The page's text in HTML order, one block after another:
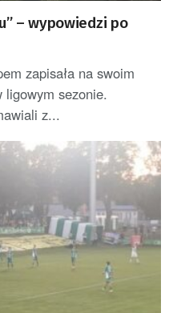
– wypowiedzi po
zapisała na swoim
ligowym sezonie.
z...